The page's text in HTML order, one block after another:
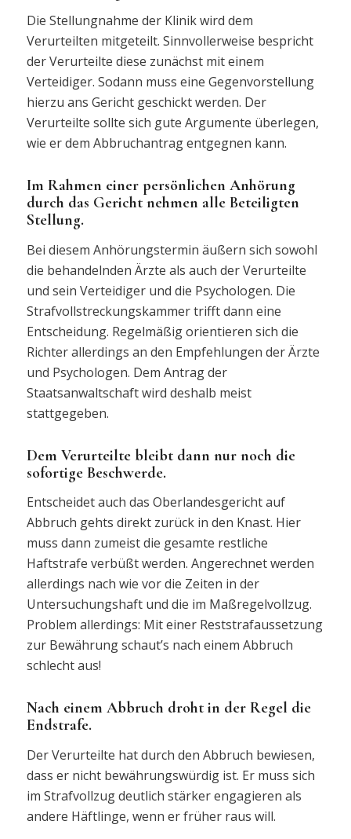
Die Stellungnahme der Klinik wird dem
Verurteilten mitgeteilt. Sinnvollerweise bespricht
der Verurteilte diese zunächst mit einem
Verteidiger. Sodann muss eine Gegenvorstellung
hierzu ans Gericht geschickt werden. Der
Verurteilte sollte sich gute Argumente überlegen,
wie er dem Abbruchantrag entgegnen kann.
Im Rahmen einer persönlichen Anhörung
durch das Gericht nehmen alle Beteiligten
Stellung.
Bei diesem Anhörungstermin äußern sich sowohl
die behandelnden Ärzte als auch der Verurteilte
und sein Verteidiger und die Psychologen. Die
Strafvollstreckungskammer trifft dann eine
Entscheidung. Regelmäßig orientieren sich die
Richter allerdings an den Empfehlungen der Ärzte
und Psychologen. Dem Antrag der
Staatsanwaltschaft wird deshalb meist
stattgegeben.
Dem Verurteilte bleibt dann nur noch die
sofortige Beschwerde.
Entscheidet auch das Oberlandesgericht auf
Abbruch gehts direkt zurück in den Knast. Hier
muss dann zumeist die gesamte restliche
Haftstrafe verbüßt werden. Angerechnet werden
allerdings nach wie vor die Zeiten in der
Untersuchungshaft und die im Maßregelvollzug.
Problem allerdings: Mit einer Reststrafaussetzung
zur Bewährung schaut’s nach einem Abbruch
schlecht aus!
Nach einem Abbruch droht in der Regel die
Endstrafe.
Der Verurteilte hat durch den Abbruch bewiesen,
dass er nicht bewährungswürdig ist. Er muss sich
im Strafvollzug deutlich stärker engagieren als
andere Häftlinge, wenn er früher raus will.